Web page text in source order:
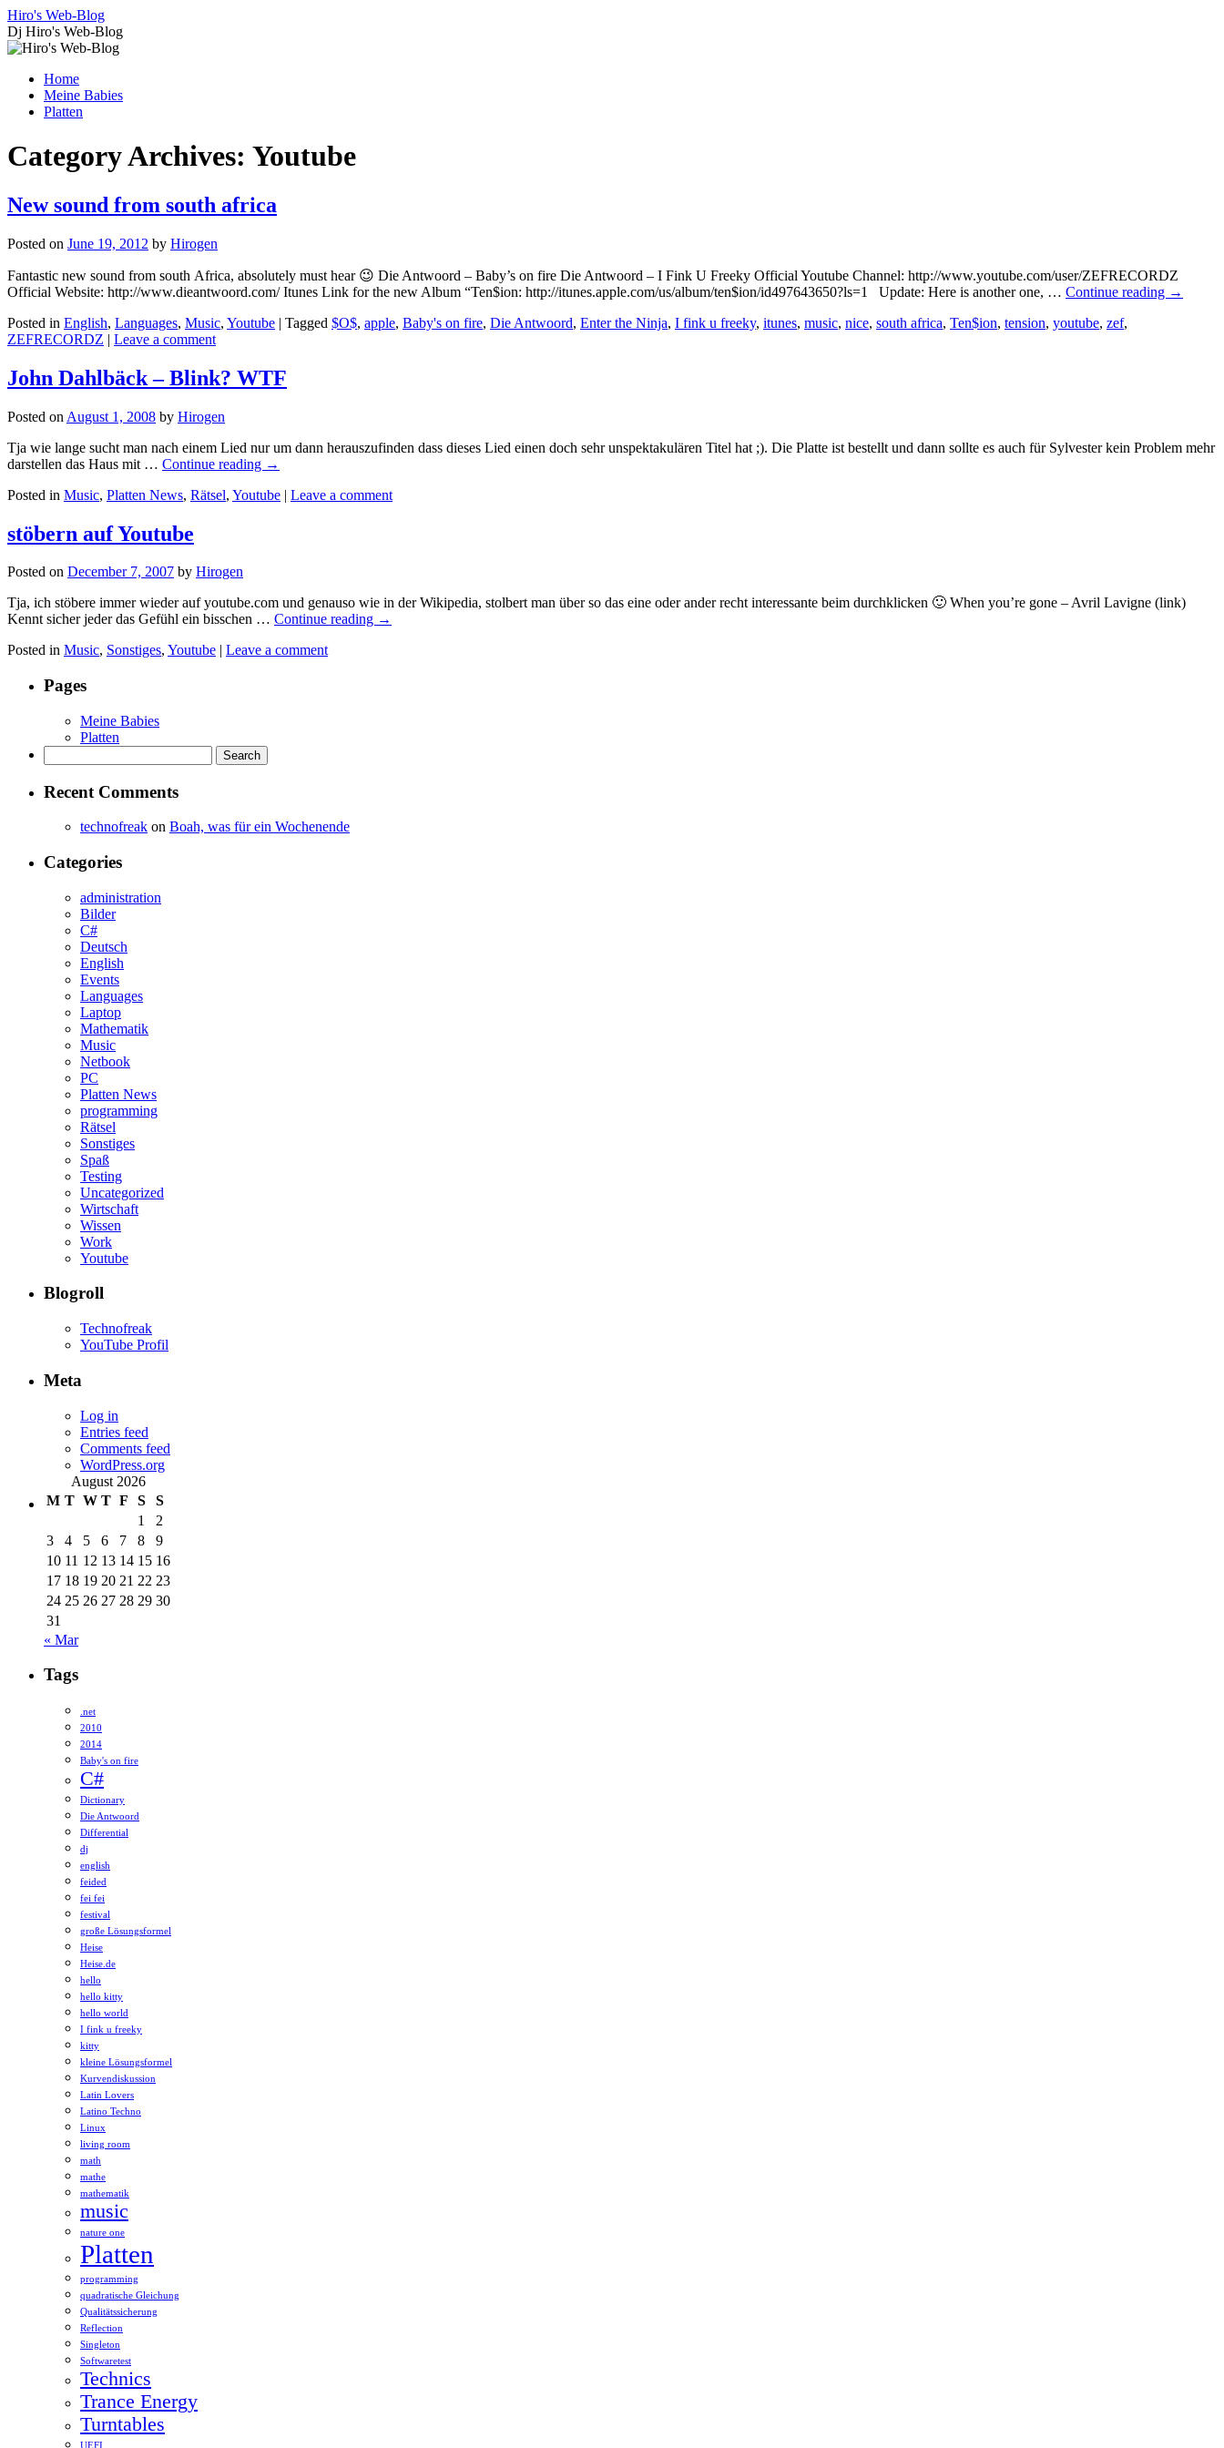
Skip
to
content
Hiro's Web-Blog
Dj Hiro's Web-Blog
Home
Meine Babies
Platten
Category Archives: Youtube
New sound from south africa
Posted on June 19, 2012 by Hirogen
Fantastic new sound from south Africa, absolutely must hear 😉 Die Antwoord – Baby’s on fire Die Antwoord – I Fink U Freeky Official Youtube Channel: http://www.youtube.com/user/ZEFRECORDZ
Official Website: http://www.dieantwoord.com/ Itunes Link for the new Album “Ten$ion: http://itunes.apple.com/us/album/ten$ion/id497643650?ls=1 Update: Here is another one, … Continue reading →
Posted in English, Languages, Music, Youtube | Tagged $O$, apple, Baby's on fire, Die Antwoord, Enter the Ninja, I fink u freeky, itunes, music, nice, south africa, Ten$ion, tension, youtube, zef,
ZEFRECORDZ | Leave a comment
John Dahlbäck – Blink? WTF
Posted on August 1, 2008 by Hirogen
Tja wie lange sucht man nach einem Lied nur um dann herauszufinden dass dieses Lied einen doch sehr unspektakulären Titel hat ;). Die Platte ist bestellt und dann sollte es auch für Sylvester kein Problem mehr
darstellen das Haus mit … Continue reading →
Posted in Music, Platten News, Rätsel, Youtube | Leave a comment
stöbern auf Youtube
Posted on December 7, 2007 by Hirogen
Tja, ich stöbere immer wieder auf youtube.com und genauso wie in der Wikipedia, stolbert man über so das eine oder ander recht interessante beim durchklicken 🙂 When you’re gone – Avril Lavigne (link)
Kennt sicher jeder das Gefühl ein bisschen … Continue reading →
Posted in Music, Sonstiges, Youtube | Leave a comment
Pages
Meine Babies
Platten
for:
Recent Comments
technofreak on Boah, was für ein Wochenende
Categories
administration
Bilder
C#
Deutsch
English
Events
Languages
Laptop
Mathematik
Music
Netbook
PC
Platten News
programming
Rätsel
Sonstiges
Spaß
Testing
Uncategorized
Wirtschaft
Wissen
Work
Youtube
Blogroll
Technofreak
YouTube Profil
Meta
Log in
Entries feed
Comments feed
WordPress.org
August 2026
M T W T F S
S
1
2
3
4 5 6 7 8
9
10 11 12 13 14 15 16
17 18 19 20 21 22 23
24 25 26 27 28 29 30
31
« Mar
Tags
.net
2010
2014
Baby's on fire
C#
Dictionary
Die Antwoord
Differential
dj
english
feided
fei fei
festival
große Lösungsformel
Heise
Heise.de
hello
hello kitty
hello world
I fink u freeky
kitty
kleine Lösungsformel
Kurvendiskussion
Latin Lovers
Latino Techno
Linux
living room
math
mathe
mathematik
music
nature one
Platten
programming
quadratische Gleichung
Qualitätssicherung
Reflection
Singleton
Softwaretest
Technics
Trance Energy
Turntables
UEFI